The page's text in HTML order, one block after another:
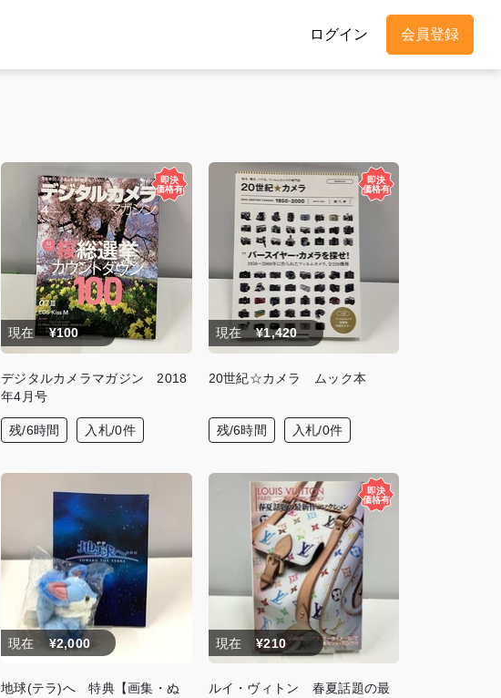
ログイン 会員登録
現在 ¥100
デジタルカメラマガジン 2018
年4月号
残/6時間 入札/0件
現在 ¥1,420
20世紀☆カメラ ムック本
残/6時間 入札/0件
現在 ¥2,000
地球(テラ)へ 特典【画集・ぬ
現在 ¥210
ルイ・ヴィトン 春夏話題の最